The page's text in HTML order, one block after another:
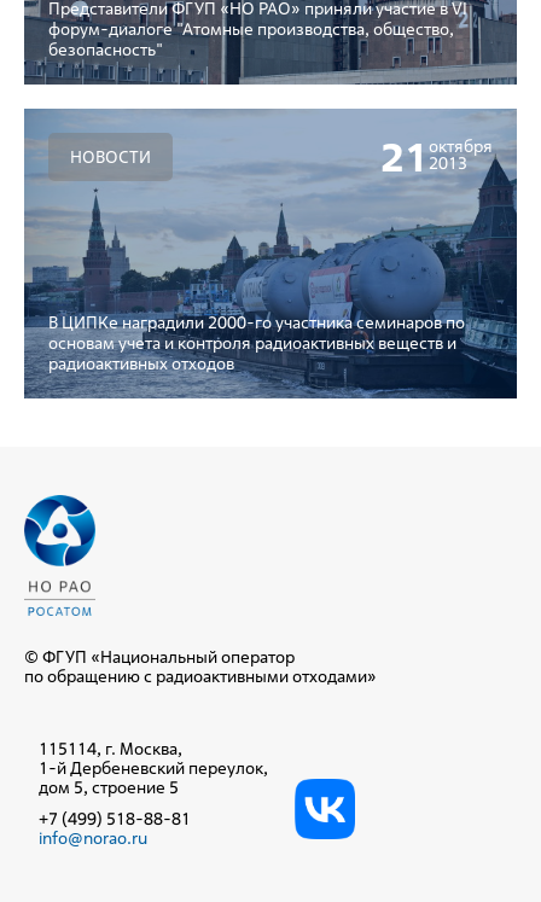
Представители ФГУП «НО РАО» приняли участие в VI
форум-диалоге "Атомные производства, общество,
безопасность"
НОВОСТИ 21октября
2013
В ЦИПКе наградили 2000-го участника семинаров по
основам учета и контроля радиоактивных веществ и
радиоактивных отходов
© ФГУП «Национальный оператор
по обращению с радиоактивными отходами»
115114, г. Москва,
1-й Дербеневский переулок,
дом 5, строение 5
+7 (499) 518-88-81
info@norao.ru